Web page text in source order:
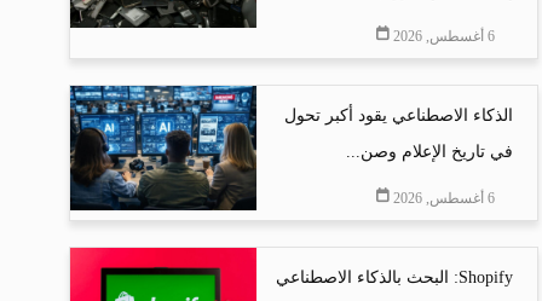
6 أغسطس, 2026
الذكاء الاصطناعي يقود أكبر تحول
في تاريخ الإعلام وصن...
6 أغسطس, 2026
Shopify: البحث بالذكاء الاصطناعي